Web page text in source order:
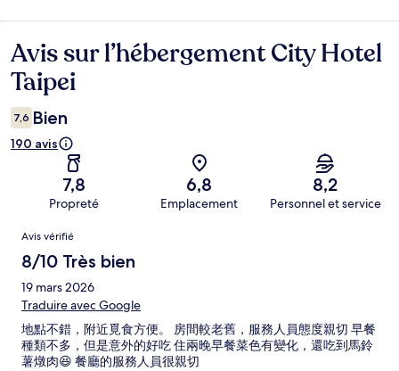
Avis
Avis sur l’hébergement City Hotel
Taipei
7,6 Bien
190 avis
7,8
Propreté
6,8
Emplacement
8,2
Personnel et service
Avis
Avis vérifié
8/10 Très bien
19 mars 2026
Traduire avec Google
地點不錯，附近覓食方便。 房間較老舊，服務人員態度親切 早餐
種類不多，但是意外的好吃 住兩晚早餐菜色有變化，還吃到馬鈴
薯燉肉😆 餐廳的服務人員很親切